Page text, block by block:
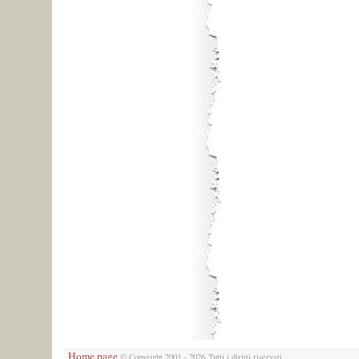
Home page © Copyright 2003 - 2026 Tutti i diritti riservati.